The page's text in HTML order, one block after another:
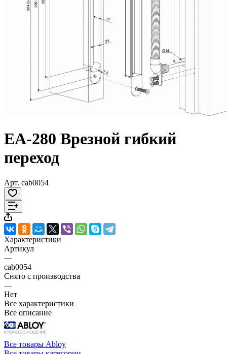
EA-280 Врезной гибкий
переход
Арт. cab0054
Характеристики
Артикул
—
cab0054
Снято с производства
—
Нет
Все характеристики
Все описание
Все товары Abloy